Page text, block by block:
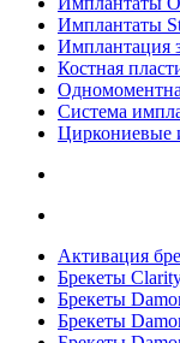
Имплантаты
Имплантация
Костная
Система
Циркониевые
Активация
Брекеты
Брекеты
Брекеты